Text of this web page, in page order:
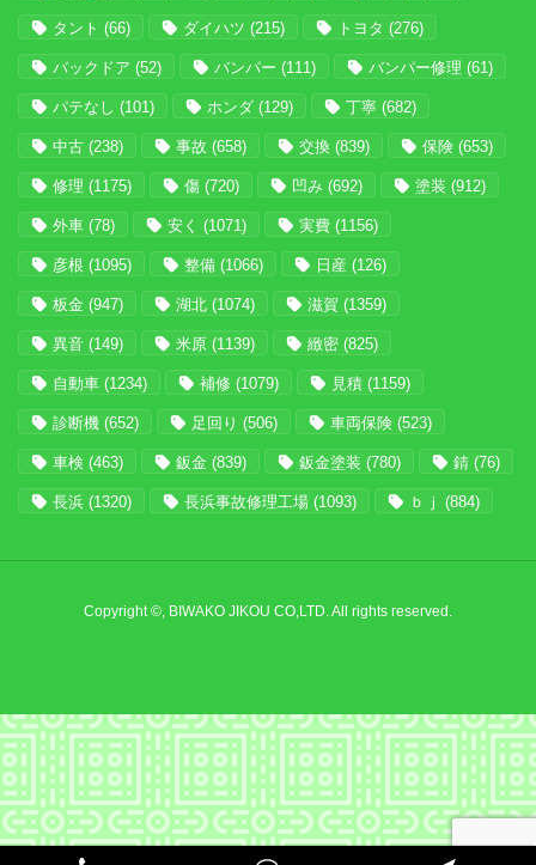
タント (66) ダイハツ (215) トヨタ (276)
バックドア (52) バンパー (111) バンパー修理 (61)
パテなし (101) ホンダ (129) 丁寧 (682)
中古 (238) 事故 (658) 交換 (839) 保険 (653)
修理 (1175) 傷 (720) 凹み (692) 塗装 (912)
外車 (78) 安く (1071) 実費 (1156)
彦根 (1095) 整備 (1066) 日産 (126)
板金 (947) 湖北 (1074) 滋賀 (1359)
異音 (149) 米原 (1139) 緻密 (825)
自動車 (1234) 補修 (1079) 見積 (1159)
診断機 (652) 足回り (506) 車両保険 (523)
車検 (463) 鈑金 (839) 鈑金塗装 (780) 錆 (76)
長浜 (1320) 長浜事故修理工場 (1093) ｂｊ (884)
Copyright ©, BIWAKO JIKOU CO,LTD. All rights reserved.